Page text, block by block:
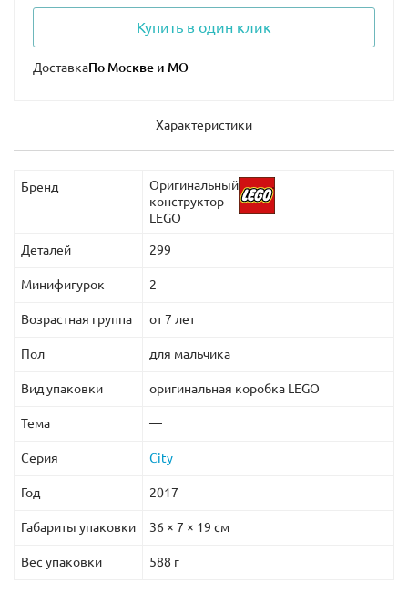
Купить в один клик
Доставка
Характеристики
Бренд
Оригинальный
конструктор
LEGO
Деталей 299
Минифигурок 2
Возрастная группа от 7 лет
Пол для мальчика
Вид упаковки оригинальная коробка LEGO
Тема —
Серия City
Год 2017
Габариты упаковки 36 × 7 × 19 см
Вес упаковки 588 г